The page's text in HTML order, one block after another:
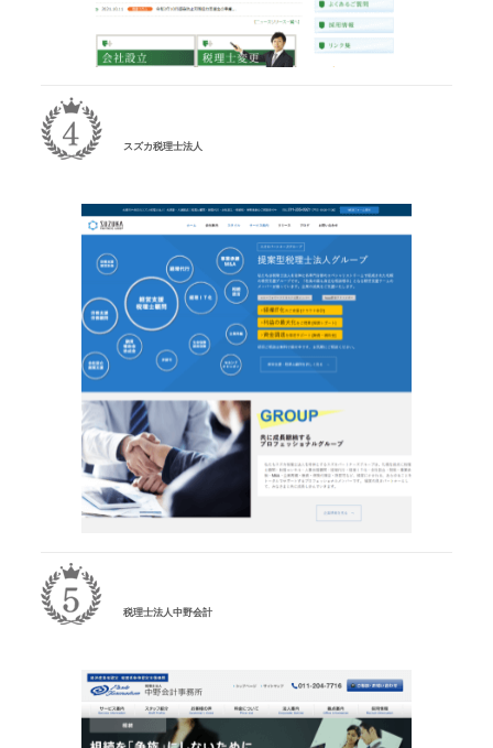
スズカ税理士法人
税理士法人中野会計